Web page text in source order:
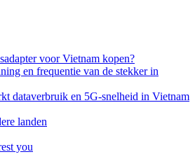
voor Vietnam kopen?
en frequentie van de stekker in
dataverbruik en 5G-snelheid in Vietnam
landen
you